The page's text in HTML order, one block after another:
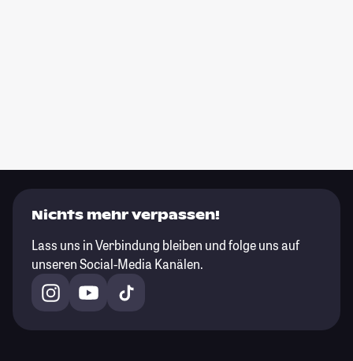
Nichts mehr verpassen!
Lass uns in Verbindung bleiben und folge uns auf
unseren Social-Media Kanälen.